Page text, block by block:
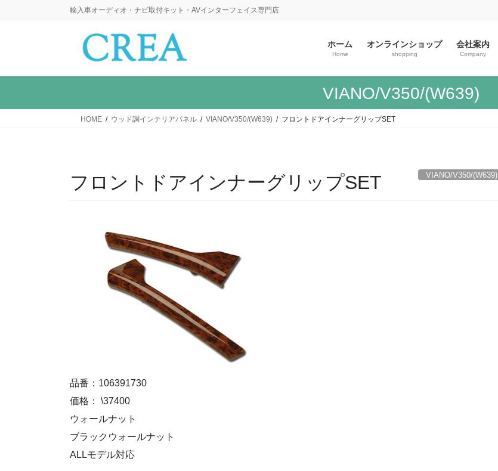
に
ョ
輸入車オーディオ・ナビ取付キット・AVインターフェイス専門店
ホーム
Home
オンラインショップ
shopping
会社案内
Company
VIANO/V350/(W639)
HOME ウッド調インテリアパネル VIANO/V350/(W639) フロントドアインナーグリップSET
VIANO/V350/(W639)
フロントドアインナーグリップSET
品番：106391730
価格： \37400
ウォールナット
ブラックウォールナット
ALLモデル対応